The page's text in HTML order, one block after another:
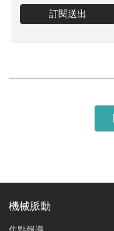
訂閱送出
機械脈動